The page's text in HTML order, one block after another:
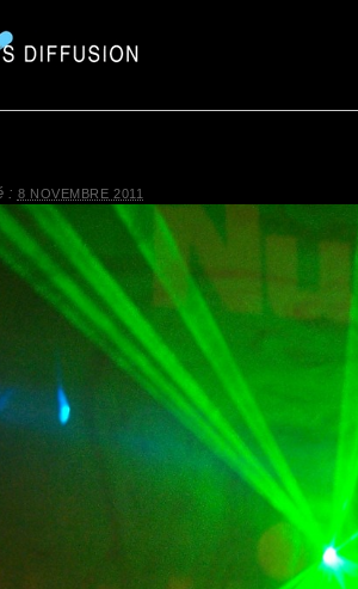
: 8 NOVEMBRE 2011